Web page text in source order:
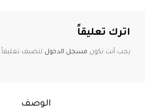
الوصف
اترك تعليقاً
يجب أنت تكون مسجل الدخول لتضيف تعليقاً.